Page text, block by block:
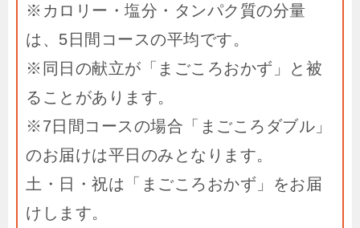
※カロリー・塩分・タンパク質の分量
は、5日間コースの平均です。
※同日の献立が「まごころおかず」と被
ることがあります。
※7日間コースの場合「まごころダブル」
のお届けは平日のみとなります。
土・日・祝は「まごころおかず」をお届
けします。